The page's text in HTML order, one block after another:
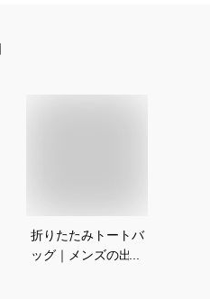
折りたたみトートバ
ッグ｜メンズの出張